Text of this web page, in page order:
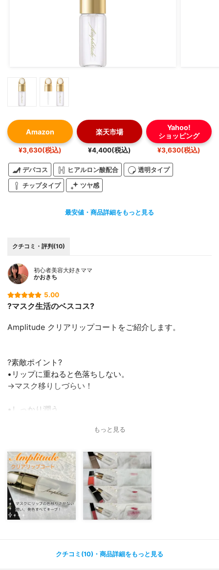
Amazon
¥3,630(税込)
楽天市場
¥4,400(税込)
Yahoo!
ショッピング
¥3,630(税込)
デパコス ヒアルロン酸配合 透明タイプ
チップタイプ ツヤ感
最安値・商品詳細をもっと見る
クチコミ・評判(10)
初心者美容大好きママ
かおきち
5.00
?マスク生活のベスコス?
Amplitude クリアリップコートをご紹介します。
?素敵ポイント?
•リップに重ねると色落ちしない。
→マスク移りしづらい！
•しっかり潤う。
•カラーを長時間キープできる。
使い方は簡単?‍♀️
一滴弱手のひらに出して、リップのついた唇に指でぽんぽ
んと叩きいれる→ティッシュオフでOK?‍♀️
オイルなのでツヤっとするし、潤いも与えてくれます?
何よりもリップカラーと混ざりにくく、長時間キープでき
ただ、残念ながら相性もあり、マット系のものが相性が良
もっと見る
クチコミ(10)・商品詳細をもっと見る